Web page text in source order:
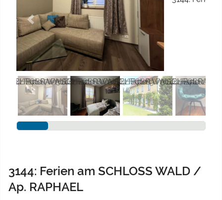
Previous
3144: Ferien am SCHLOSS WALD /
Ap. RAPHAEL